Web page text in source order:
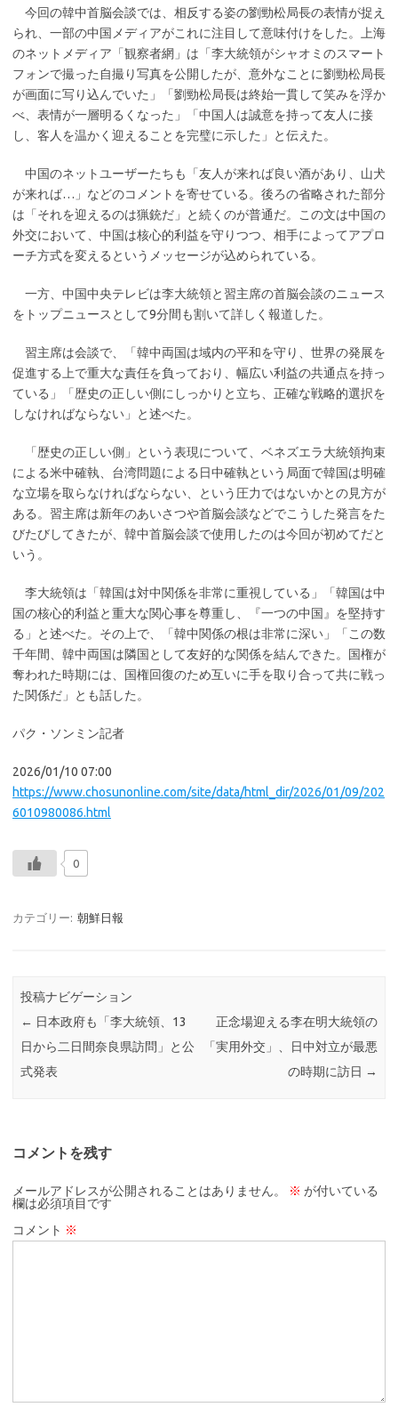
今回の韓中首脳会談では、相反する姿の劉勁松局長の表情が捉え
られ、一部の中国メディアがこれに注目して意味付けをした。上海
のネットメディア「観察者網」は「李大統領がシャオミのスマート
フォンで撮った自撮り写真を公開したが、意外なことに劉勁松局長
が画面に写り込んでいた」「劉勁松局長は終始一貫して笑みを浮か
べ、表情が一層明るくなった」「中国人は誠意を持って友人に接
し、客人を温かく迎えることを完璧に示した」と伝えた。
中国のネットユーザーたちも「友人が来れば良い酒があり、山犬
が来れば…」などのコメントを寄せている。後ろの省略された部分
は「それを迎えるのは猟銃だ」と続くのが普通だ。この文は中国の
外交において、中国は核心的利益を守りつつ、相手によってアプロ
ーチ方式を変えるというメッセージが込められている。
一方、中国中央テレビは李大統領と習主席の首脳会談のニュース
をトップニュースとして9分間も割いて詳しく報道した。
習主席は会談で、「韓中両国は域内の平和を守り、世界の発展を
促進する上で重大な責任を負っており、幅広い利益の共通点を持っ
ている」「歴史の正しい側にしっかりと立ち、正確な戦略的選択を
しなければならない」と述べた。
「歴史の正しい側」という表現について、ベネズエラ大統領拘束
による米中確執、台湾問題による日中確執という局面で韓国は明確
な立場を取らなければならない、という圧力ではないかとの見方が
ある。習主席は新年のあいさつや首脳会談などでこうした発言をた
びたびしてきたが、韓中首脳会談で使用したのは今回が初めてだと
いう。
李大統領は「韓国は対中関係を非常に重視している」「韓国は中
国の核心的利益と重大な関心事を尊重し、『一つの中国』を堅持す
る」と述べた。その上で、「韓中関係の根は非常に深い」「この数
千年間、韓中両国は隣国として友好的な関係を結んできた。国権が
奪われた時期には、国権回復のため互いに手を取り合って共に戦っ
た関係だ」とも話した。
パク・ソンミン記者
2026/01/10 07:00
https://www.chosunonline.com/site/data/html_dir/2026/01/09/202
6010980086.html
0
カテゴリー: 朝鮮日報
投稿ナビゲーション
← 日本政府も「李大統領、13
日から二日間奈良県訪問」と公
式発表
正念場迎える李在明大統領の
「実用外交」、日中対立が最悪
の時期に訪日 →
コメントを残す
メールアドレスが公開されることはありません。 ※ が付いている
欄は必須項目です
コメント ※